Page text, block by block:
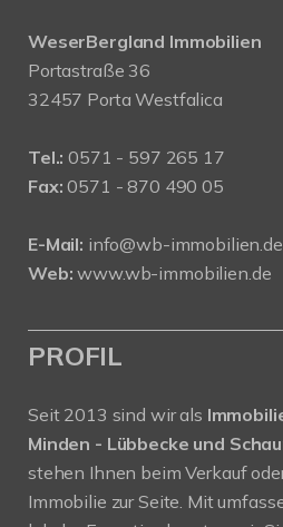
WeserBergland Immobilien
Portastraße 36
32457 Porta Westfalica
Tel.: 0571 - 597 265 17
Fax: 0571 - 870 490 05
E-Mail: info@wb-immobilien.de
Web: www.wb-immobilien.de
PROFIL
Seit 2013 sind wir als
Minden - Lübbecke und
stehen Ihnen beim Verkauf
Immobilie zur Seite. Mit